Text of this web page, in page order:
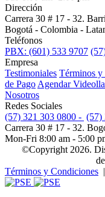
Dirección
Carrera 30 # 17 - 32.
Bogotá - Colombia -
Teléfonos
PBX: (601) 533 9707
Empresa
Testimoniales Términos y
de Pago Agendar
Nosotros
Redes Sociales
(57) 321 303 0800 - (57)
Carrera 30 # 17 - 32.
Mon-Fri 8:00 am - 5:00
©Copyright 2026.
Términos y Condiciones |